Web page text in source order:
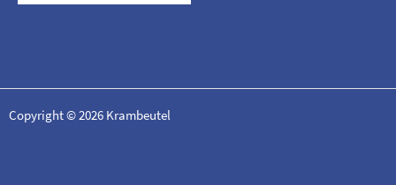
Copyright © 2026 Krambeutel